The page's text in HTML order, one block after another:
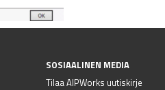
SOSIAALINEN MEDIA
Tilaa AIPWorks uutiskirje